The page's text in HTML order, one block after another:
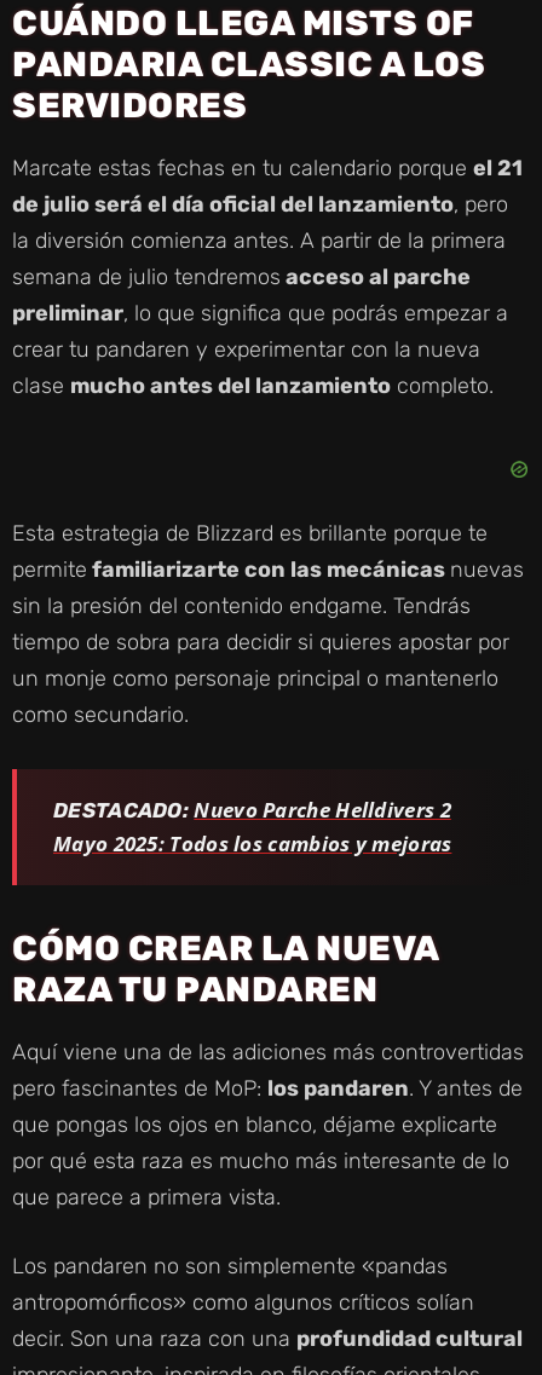
CUÁNDO LLEGA MISTS OF
PANDARIA CLASSIC A LOS
SERVIDORES
Marcate estas fechas en tu calendario porque el 21
de julio será el día oficial del lanzamiento, pero
la diversión comienza antes. A partir de la primera
semana de julio tendremos acceso al parche
preliminar, lo que significa que podrás empezar a
crear tu pandaren y experimentar con la nueva
clase mucho antes del lanzamiento completo.
Esta estrategia de Blizzard es brillante porque te
permite familiarizarte con las mecánicas nuevas
sin la presión del contenido endgame. Tendrás
tiempo de sobra para decidir si quieres apostar por
un monje como personaje principal o mantenerlo
como secundario.
DESTACADO:Nuevo Parche Helldivers 2
Mayo 2025: Todos los cambios y mejoras
CÓMO CREAR LA NUEVA
RAZA TU PANDAREN
Aquí viene una de las adiciones más controvertidas
pero fascinantes de MoP: los pandaren. Y antes de
que pongas los ojos en blanco, déjame explicarte
por qué esta raza es mucho más interesante de lo
que parece a primera vista.
Los pandaren no son simplemente «pandas
antropomórficos» como algunos críticos solían
decir. Son una raza con una profundidad cultural